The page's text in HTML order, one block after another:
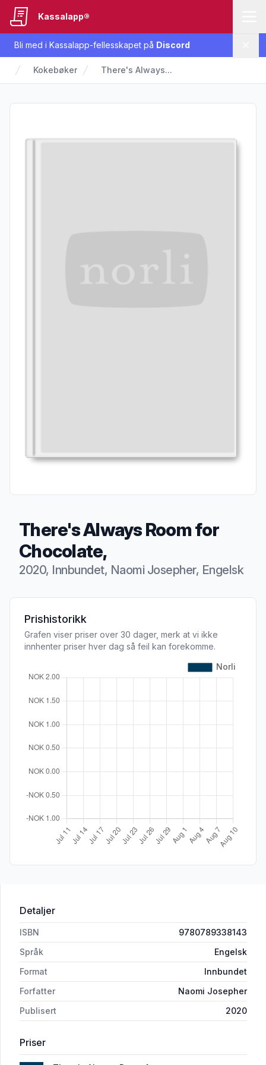
Bli med i Kassalapp-fellesskapet på Discord
Kassalapp®
Kokebøker There's Always...
There's Always Room for
Chocolate,
2020, Innbundet, Naomi Josepher, Engelsk
Produktbeskrivelse
Prishistorikk
Grafen viser priser over 30 dager, merk at vi ikke
innhenter priser hver dag så feil kan forekomme.
Detaljer
ISBN
9780789338143
Språk
Engelsk
Format
Innbundet
Forfatter
Naomi Josepher
Publisert
2020
Priser